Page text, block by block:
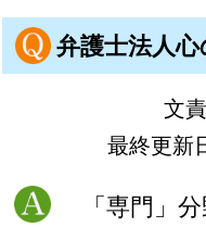
弁護士法人
文
最終更新
「専門」